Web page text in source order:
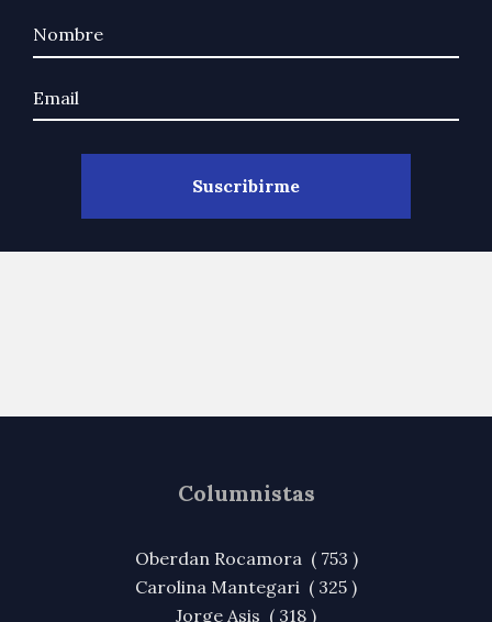
Columnistas
Oberdan Rocamora ( 753 )
Carolina Mantegari ( 325 )
Jorge Asis ( 318 )